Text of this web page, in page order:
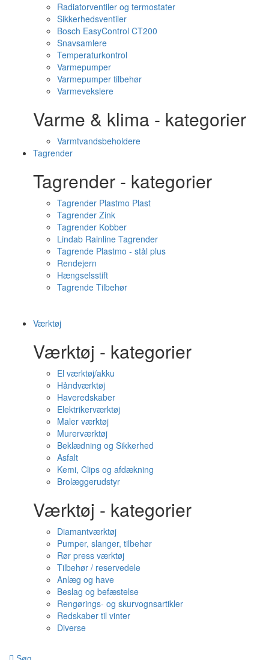
Radiatorventiler og termostater
Sikkerhedsventiler
Bosch EasyControl CT200
Snavsamlere
Temperaturkontrol
Varmepumper
Varmepumper tilbehør
Varmevekslere
Varme & klima - kategorier
Varmtvandsbeholdere
Tagrender
Tagrender - kategorier
Tagrender Plastmo Plast
Tagrender Zink
Tagrender Kobber
Lindab Rainline Tagrender
Tagrende Plastmo - stål plus
Rendejern
Hængselsstift
Tagrende Tilbehør
Værktøj
Værktøj - kategorier
El værktøj/akku
Håndværktøj
Haveredskaber
Elektrikerværktøj
Maler værktøj
Murerværktøj
Beklædning og Sikkerhed
Asfalt
Kemi, Clips og afdækning
Brolæggerudstyr
Værktøj - kategorier
Diamantværktøj
Pumper, slanger, tilbehør
Rør press værktøj
Tilbehør / reservedele
Anlæg og have
Beslag og befæstelse
Rengørings- og skurvognsartikler
Redskaber til vinter
Diverse